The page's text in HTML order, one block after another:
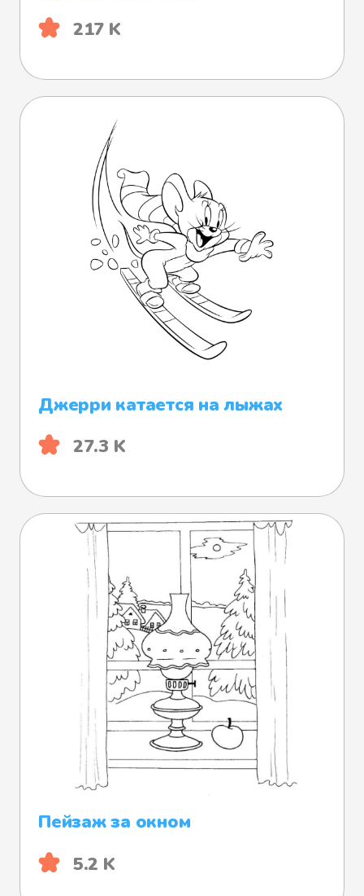
217 K
Джерри катается на лыжах
27.3 K
Пейзаж за окном
5.2 K